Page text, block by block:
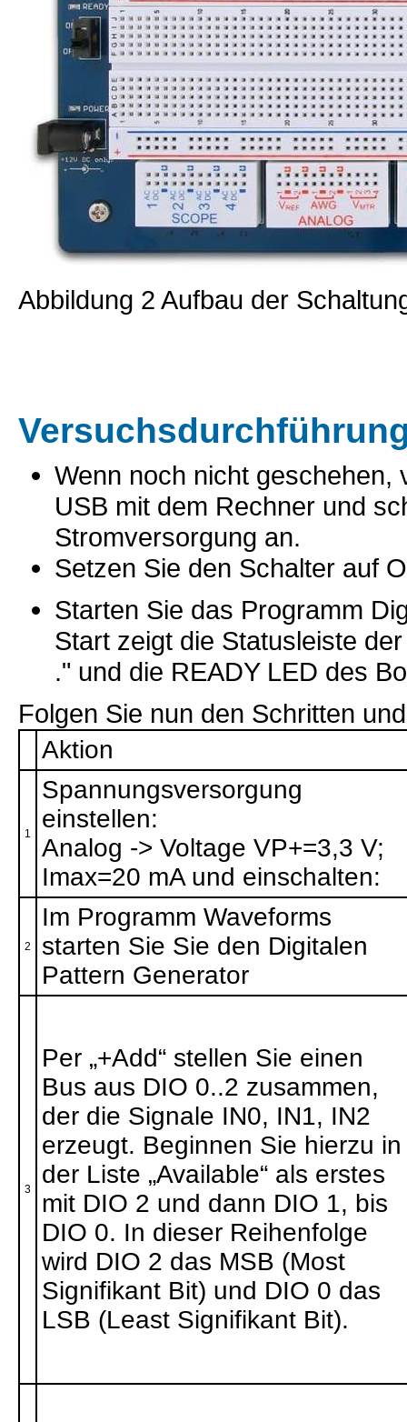
Abbildung 2 Aufbau der
Wenn noch nicht geschehen,
USB mit dem Rechner und
Stromversorgung an.
Setzen Sie den Schalter auf
Starten Sie das Programm
Start zeigt die Statusleiste
." und die READY LED des
Folgen Sie nun den Schritten
Aktion
1
Spannungsversorgung
einstellen:
Analog -> Voltage VP+=3,3 V;
Imax=20 mA und einschalten:
2
Im Programm Waveforms
starten Sie Sie den Digitalen
Pattern Generator
3
Per „+Add“ stellen Sie einen
Bus aus DIO 0..2 zusammen,
der die Signale IN0, IN1, IN2
erzeugt. Beginnen Sie hierzu in
der Liste „Available“ als erstes
mit DIO 2 und dann DIO 1, bis
DIO 0. In dieser Reihenfolge
wird DIO 2 das MSB (Most
Signifikant Bit) und DIO 0 das
LSB (Least Signifikant Bit).